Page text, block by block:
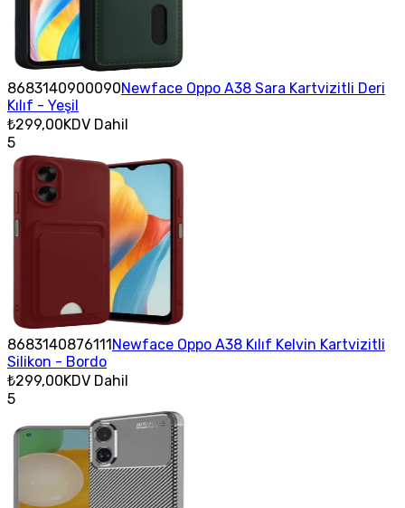
8683140900090Newface Oppo A38 Sara Kartvizitli Deri
Kılıf - Yeşil
₺299,00KDV Dahil
5
8683140876111Newface Oppo A38 Kılıf Kelvin Kartvizitli
Silikon - Bordo
₺299,00KDV Dahil
5